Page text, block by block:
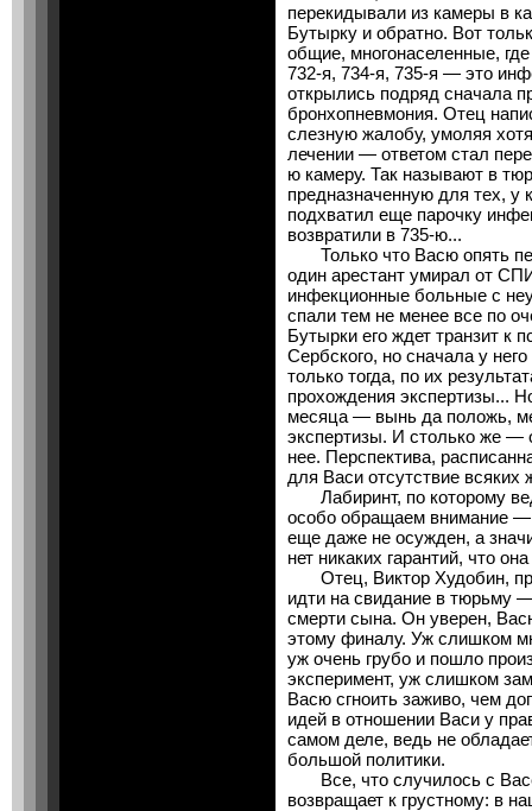
перекидывали из камеры в
Бутырку и обратно. Вот
общие, многонаселенные,
732-я, 734-я, 735-я — это
открылись подряд сначала
бронхопневмония. Отец
слезную жалобу, умоляя
лечении — ответом стал
ю камеру. Так называют в
предназначенную для тех, у
подхватил еще парочку
возвратили в 735-ю...
Только что Васю опять
один арестант умирал от
инфекционные больные с
спали тем не менее все по
Бутырки его ждет транзит к
Сербского, но сначала у
только тогда, по их
прохождения экспертизы...
месяца — вынь да положь,
экспертизы. И столько же —
нее. Перспектива,
для Васи отсутствие всяких
Лабиринт, по которому
особо обращаем внимание —
еще даже не осужден, а
нет никаких гарантий, что
Отец, Виктор Худобин,
идти на свидание в тюрьму
смерти сына. Он уверен,
этому финалу. Уж слишком
уж очень грубо и пошло
эксперимент, уж слишком
Васю сгноить заживо, чем
идей в отношении Васи у
самом деле, ведь не
большой политики.
Все, что случилось с
возвращает к грустному: в